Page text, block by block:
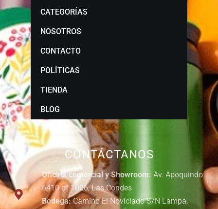
CONTÁCTANOS
Oficina comercial y Showroom: Av. Apoquindo
6410 of 1006, Las Condes
Bodega:Camino El Noviciado S/N Lampa,
CATEGORÍAS
NOSOTROS
CONTACTO
POLÍTICAS
TIENDA
BLOG